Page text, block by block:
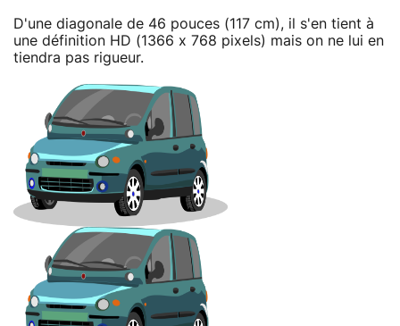
D'une diagonale de 46 pouces (117 cm), il s'en tient à
une définition HD (1366 x 768 pixels) mais on ne lui en
tiendra pas rigueur.